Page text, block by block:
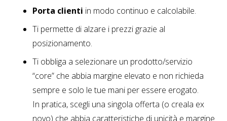
Porta clienti in modo continuo e calcolabile.
Ti permette di alzare i prezzi grazie al
posizionamento.
Ti obbliga a selezionare un prodotto/servizio
“core” che abbia margine elevato e non richieda
sempre e solo le tue mani per essere erogato.
In pratica, scegli una singola offerta (o creala ex
novo) che abbia caratteristiche di unicità e margine